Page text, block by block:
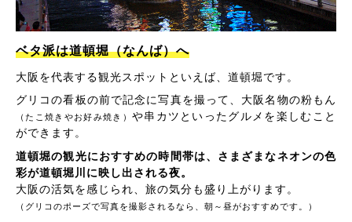
ベタ派は道頓堀（なんば）へ
大阪を代表する観光スポットといえば、道頓堀です。
グリコの看板の前で記念に写真を撮って、大阪名物の粉もん
（たこ焼きやお好み焼き） や串カツといったグルメを楽しむこと
ができます。
道頓堀の観光におすすめの時間帯は、さまざまなネオンの色
彩が道頓堀川に映し出される夜。
大阪の活気を感じられ、旅の気分も盛り上がります。
（グリコのポーズで写真を撮影されるなら、朝～昼がおすすめです。）